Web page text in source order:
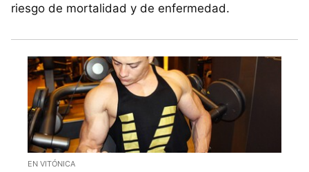
riesgo de mortalidad y de enfermedad.
EN VITÓNICA